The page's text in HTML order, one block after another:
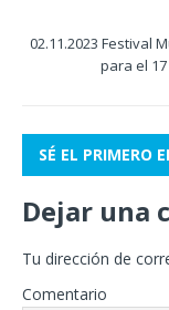
02.11.2023 Festival
para el
SÉ EL PRIMERO
Dejar una
Tu dirección de
Comentario